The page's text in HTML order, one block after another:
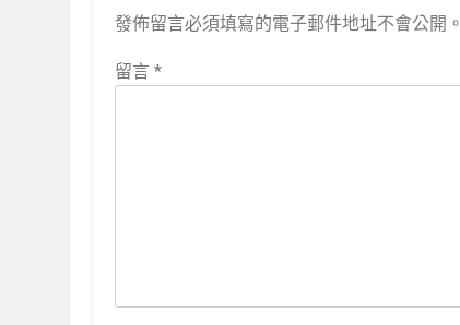
發佈留言必須填寫的電子郵件地址不會公開。
留言 *